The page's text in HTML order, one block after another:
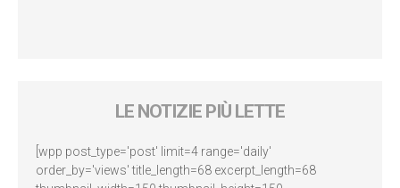
LE NOTIZIE PIÙ LETTE
[wpp post_type='post' limit=4 range='daily'
order_by='views' title_length=68 excerpt_length=68